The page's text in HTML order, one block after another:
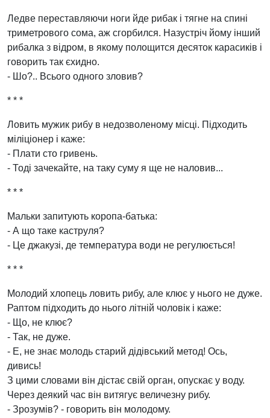
Ледве переставляючи ноги йде рибак і тягне на спині
триметрового сома, аж сгорбился. Назустріч йому інший
рибалка з відром, в якому полощится десяток карасиків і
говорить так єхидно.
- Шо?.. Всього одного зловив?
* * *
Ловить мужик рибу в недозволеному місці. Підходить
міліціонер і каже:
- Плати сто гривень.
- Тоді зачекайте, на таку суму я ще не наловив...
* * *
Мальки запитують коропа-батька:
- А що таке каструля?
- Це джакузі, де температура води не регулюється!
* * *
Молодий хлопець ловить рибу, але клює у нього не дуже.
Раптом підходить до нього літній чоловік і каже:
- Що, не клює?
- Так, не дуже.
- Е, не знає молодь старий дідівський метод! Ось,
дивись!
З цими словами він дістає свій орган, опускає у воду.
Через деякий час він витягує величезну рибу.
- Зрозумів? - говорить він молодому.